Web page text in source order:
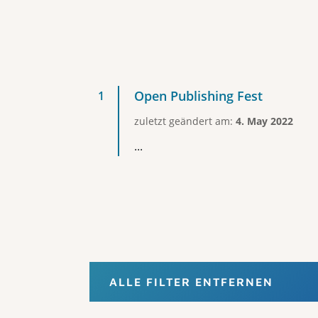
Open Publishing Fest
zuletzt geändert am: 4. May 2022
...
ALLE FILTER ENTFERNEN